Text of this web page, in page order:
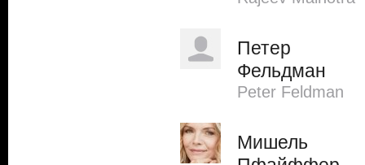
Петер
Фельдман
Peter Feldman
Мишель